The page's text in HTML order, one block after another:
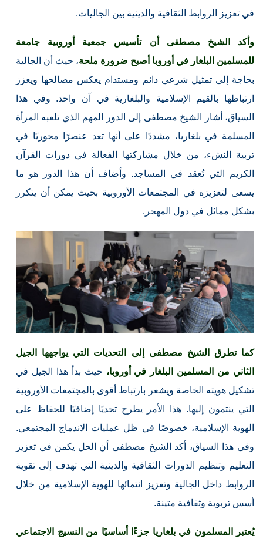
في تعزيز الروابط الثقافية والدينية بين الجاليات.
وأكد الشيخ مصطفى أن تأسيس جمعية أوروبية جامعة
للمسلمين البلغار في أوروبا أصبح ضرورة ملحة، حيث أن الجالية
بحاجة إلى تمثيل شرعي دائم ومستدام يعكس مصالحها ويعزز
ارتباطها بالقيم الإسلامية والبلغارية في آن واحد. وفي هذا
السياق، أشار الشيخ مصطفى إلى الدور المهم الذي تلعبه المرأة
المسلمة في بلغاريا، مشددًا على أنها تعد عنصرًا محوريًا في
تربية النشء، من خلال مشاركتها الفعالة في دورات القرآن
الكريم التي تُعقد في المساجد. وأضاف أن هذا الدور هو ما
يسعى لتعزيزه في المجتمعات الأوروبية بحيث يمكن أن يتكرر
بشكل مماثل في دول المهجر.
كما تطرق الشيخ مصطفى إلى التحديات التي يواجهها الجيل
الثاني من المسلمين البلغار في أوروبا، حيث بدأ هذا الجيل في
تشكيل هويته الخاصة ويشعر بارتباط أقوى بالمجتمعات الأوروبية
التي ينتمون إليها. هذا الأمر يطرح تحديًا إضافيًا للحفاظ على
الهوية الإسلامية، خصوصًا في ظل عمليات الاندماج المجتمعي.
وفي هذا السياق، أكد الشيخ مصطفى أن الحل يكمن في تعزيز
التعليم وتنظيم الدورات الثقافية والدينية التي تهدف إلى تقوية
الروابط داخل الجالية وتعزيز انتمائها للهوية الإسلامية من خلال
أسس تربوية وثقافية متينة.
يُعتبر المسلمون في بلغاريا جزءًا أساسيًا من النسيج الاجتماعي